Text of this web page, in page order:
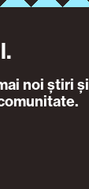
noi știri și